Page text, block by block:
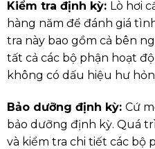
Kiểm tra định kỳ: Lò hơi
hàng năm để đánh giá
tra này bao gồm cả bên
tất cả các bộ phận hoạt
không có dấu hiệu hư
Bảo dưỡng định kỳ: Cứ
bảo dưỡng định kỳ. Quá
và kiểm tra chi tiết các bộ